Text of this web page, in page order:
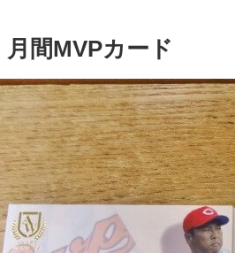
月間MVPカード